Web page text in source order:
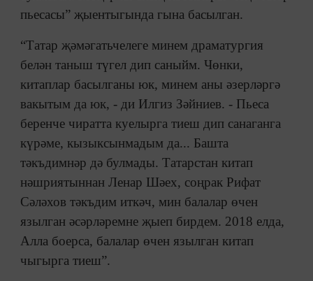
пьесасы” җыентыгында гына басылган.
“Татар җәмәгатьчелеге минем драматургия
белән таныш түгел дип саныйм. Чөнки,
китаплар басылганы юк, минем аны әзерләргә
вакытым да юк, - ди Илгиз Зәйниев. - Пьеса
беренче чиратта куелырга тиеш дип санаганга
күрәме, кызыксынмадым да... Башта
тәкъдимнәр дә булмады. Татарстан китап
нәшриятыннан Ленар Шәех, соңрак Рифат
Сәләхов тәкъдим иткәч, мин балалар өчен
язылган әсәрләремне җыеп бирдем. 2018 елда,
Алла боерса, балалар өчен язылган китап
чыгырга тиеш”.